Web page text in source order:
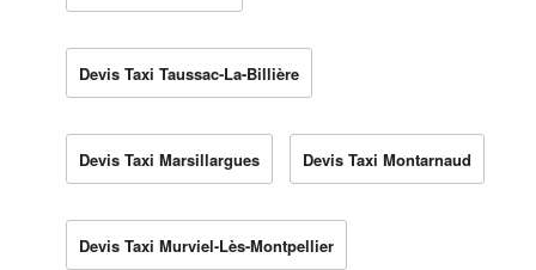
Devis Taxi Taussac-La-Billière
Devis Taxi Marsillargues Devis Taxi Montarnaud
Devis Taxi Murviel-Lès-Montpellier